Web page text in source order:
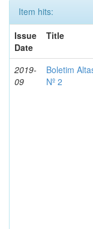
Item hits:
Issue
Date
Title
2019-
09
Boletim
Nº 2